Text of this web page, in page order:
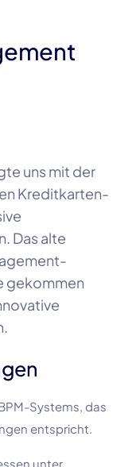
uns mit der
Kreditkarten-
Das alte
gekommen
Systems, das
entspricht.
unter